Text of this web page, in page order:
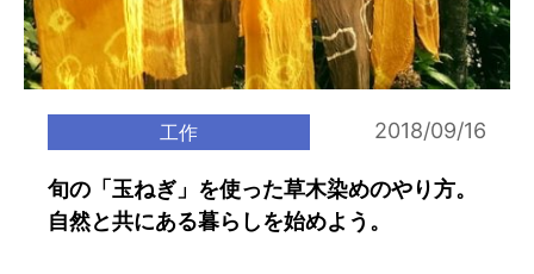
工作 2018/09/16
旬の「玉ねぎ」を使った草木染めのやり方。
自然と共にある暮らしを始めよう。